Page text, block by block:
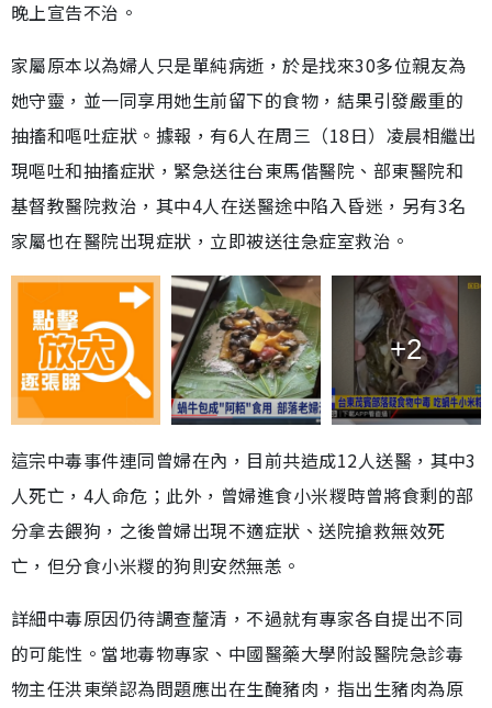
晚上宣告不治。
家屬原本以為婦人只是單純病逝，於是找來30多位親友為
她守靈，並一同享用她生前留下的食物，結果引發嚴重的
抽搐和嘔吐症狀。據報，有6人在周三（18日）凌晨相繼出
現嘔吐和抽搐症狀，緊急送往台東馬偕醫院、部東醫院和
基督教醫院救治，其中4人在送醫途中陷入昏迷，另有3名
家屬也在醫院出現症狀，立即被送往急症室救治。
+2
這宗中毒事件連同曾婦在內，目前共造成12人送醫，其中3
人死亡，4人命危；此外，曾婦進食小米糉時曾將食剩的部
分拿去餵狗，之後曾婦出現不適症狀、送院搶救無效死
亡，但分食小米糉的狗則安然無恙。
詳細中毒原因仍待調查釐清，不過就有專家各自提出不同
的可能性。當地毒物專家、中國醫藥大學附設醫院急診毒
物主任洪東榮認為問題應出在生醃豬肉，指出生豬肉為原